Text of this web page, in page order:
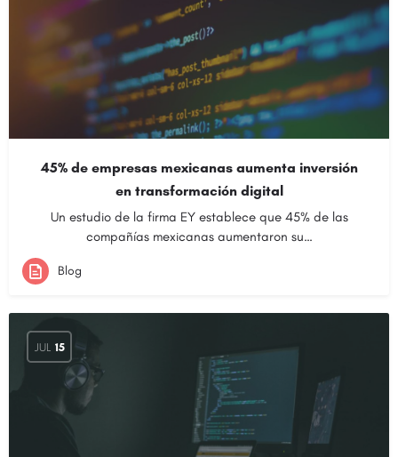
45% de empresas mexicanas aumenta inversión
en transformación digital
Un estudio de la firma EY establece que 45% de las
compañías mexicanas aumentaron su…
Blog
JUL 15